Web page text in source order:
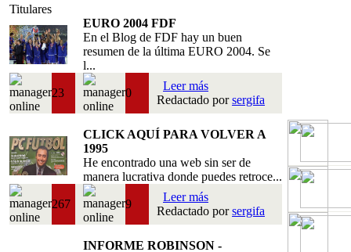
Titulares
EURO 2004 FDF
En el Blog de FDF hay un buen
resumen de la última EURO 2004. Se
l...
23 0
Leer más
Redactado porsergifa
CLICK AQUÍ PARA VOLVER A
1995
He encontrado una web sin ser de
manera lucrativa donde puedes retroce...
267 9
Leer más
Redactado porsergifa
INFORME ROBINSON -